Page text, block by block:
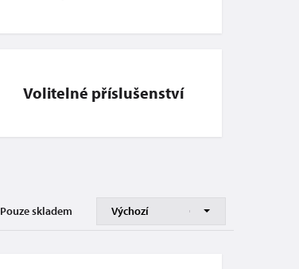
Volitelné příslušenství
Pouze skladem